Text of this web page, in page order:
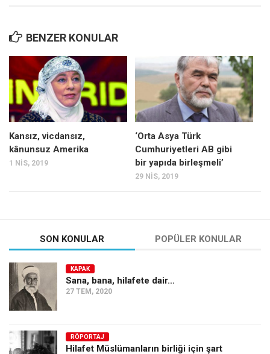
BENZER KONULAR
Kansız, vicdansız,
kânunsuz Amerika
1 NIS, 2019
‘Orta Asya Türk
Cumhuriyetleri AB gibi
bir yapıda birleşmeli’
29 NIS, 2019
SON KONULAR POPÜLER KONULAR
KAPAK
Sana, bana, hilafete dair…
27 TEM, 2020
RÖPORTAJ
Hilafet Müslümanların birliği için şart